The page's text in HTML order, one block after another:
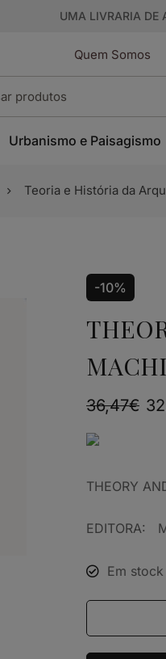
UMA LIVRARIA DE
Quem Somos
Urbanismo e Paisagismo
Teoria e História da
-10%
36,47€
THEORY
EDITORA:
Em stock